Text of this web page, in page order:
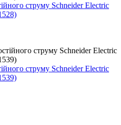
струму Schneider Electric
струму Schneider Electric